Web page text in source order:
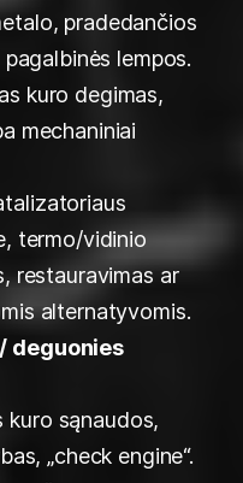
pradedančios
lempos.
kuro degimas,
mechaniniai
termo/vidinio
restauravimas ar
alternatyvomis.
deguonies
kuro sąnaudos,
„check engine“.